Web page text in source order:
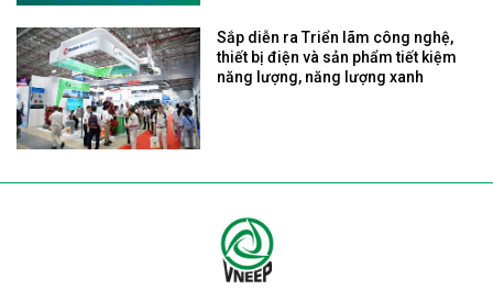
Sắp diễn ra Triển lãm công nghệ,
thiết bị điện và sản phẩm tiết kiệm
năng lượng, năng lượng xanh